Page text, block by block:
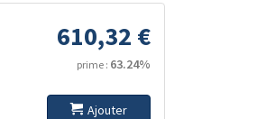
610,32 €
prime : 63.24%
Ajouter